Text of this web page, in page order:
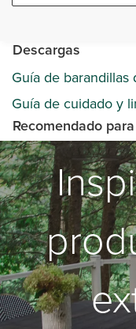
Descargas
Guía de barandillas
Guía de cuidado y
Recomendado